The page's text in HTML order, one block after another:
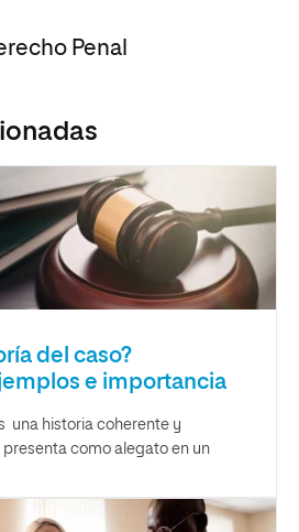
Penal
del caso?
e importancia
una historia coherente y
como alegato en un